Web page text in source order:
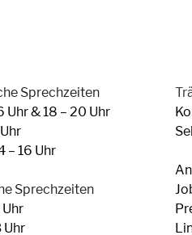
Sprechzeiten
Uhr & 18 – 20 Uhr
– 16 Uhr
Sprechzeiten
Uhr
Uhr